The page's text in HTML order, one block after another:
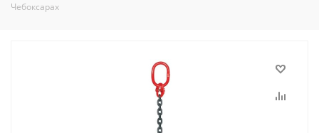
Чебоксарах